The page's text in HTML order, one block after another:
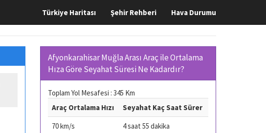
Türkiye Haritası Şehir Rehberi Hava Durumu
Afyonkarahisar Muğla Arası Araç ile Ortalama
Hıza Göre Seyahat Süresi Ne Kadardır?
Toplam Yol Mesafesi : 345 Km
Araç Ortalama Hızı
Seyahat Kaç Saat Sürer
70 km/s
4 saat 55 dakika